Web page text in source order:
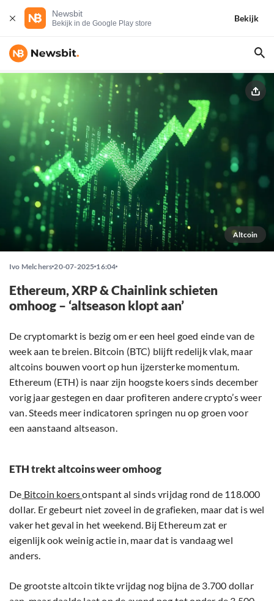
Newsbit
Bekijk in de Google Play store
Bekijk
Altcoin
Ivo Melchers 20-07-2025 16:04
Ethereum, XRP & Chainlink schieten
omhoog – ‘altseason klopt aan’
De cryptomarkt is bezig om er een heel goed einde van de
week aan te breien. Bitcoin (BTC) blijft redelijk vlak, maar
altcoins bouwen voort op hun ijzersterke momentum.
Ethereum (ETH) is naar zijn hoogste koers sinds december
vorig jaar gestegen en daar profiteren andere crypto’s weer
van. Steeds meer indicatoren springen nu op groen voor
een aanstaand altseason.
ETH trekt altcoins weer omhoog
De Bitcoin koersontspant al sinds vrijdag rond de 118.000
dollar. Er gebeurt niet zoveel in de grafieken, maar dat is wel
vaker het geval in het weekend. Bij Ethereum zat er
eigenlijk ook weinig actie in, maar dat is vandaag wel
anders.
De grootste altcoin tikte vrijdag nog bijna de 3.700 dollar